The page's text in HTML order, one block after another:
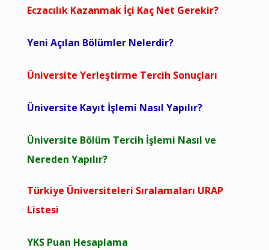
Eczacılık Kazanmak İçi Kaç Net Gerekir?
Yeni Açılan Bölümler Nelerdir?
Üniversite Yerleştirme Tercih Sonuçları
Üniversite Kayıt İşlemi Nasıl Yapılır?
Üniversite Bölüm Tercih İşlemi Nasıl ve
Nereden Yapılır?
Türkiye Üniversiteleri Sıralamaları URAP
Listesi
YKS Puan Hesaplama